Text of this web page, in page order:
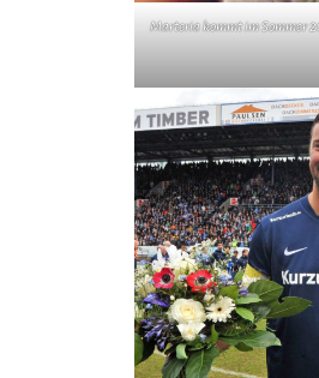
Marteria kommt im Sommer